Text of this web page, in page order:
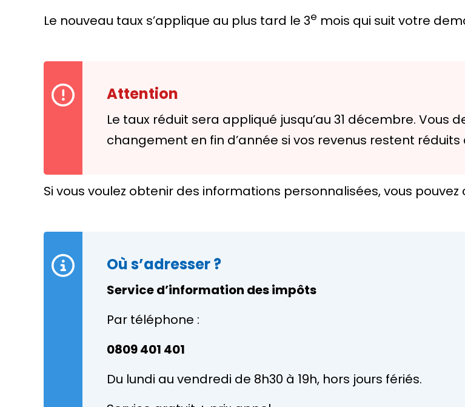
Le nouveau taux s’applique au plus tard le 3e mois qui suit votre
Attention
Le taux réduit sera appliqué jusqu’au 31 décembre.
changement en fin d’année si vos revenus restent réduits
Si vous voulez obtenir des informations personnalisées, vous
Où s’adresser ?
Service d’information des impôts
Par téléphone :
0809 401 401
Du lundi au vendredi de 8h30 à 19h, hors jours fériés.